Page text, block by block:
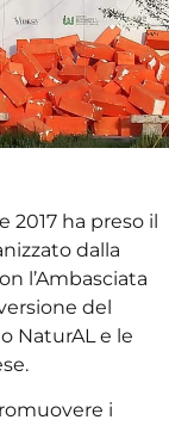
2017 ha preso il
dalla
l’Ambasciata
del
NaturAL e le
i